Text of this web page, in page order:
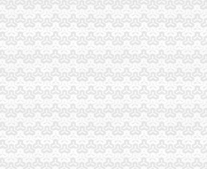
_巴国城商务服务频道_巴国城商
册公司_重庆荣昌香港公司注册代
司注册,代办工商执照、代理记
程造价公司
物运输-重庆赶集网
厂家企业公司
代理重庆公司注册今题网
理培训课程_巴国城培训管理